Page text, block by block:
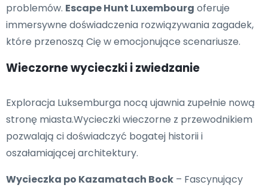
problemów. Escape Hunt Luxembourg oferuje
immersywne doświadczenia rozwiązywania zagadek,
które przenoszą Cię w emocjonujące scenariusze.
Wieczorne wycieczki i zwiedzanie
Exploracja Luksemburga nocą ujawnia zupełnie nową
stronę miasta.Wycieczki wieczorne z przewodnikiem
pozwalają ci doświadczyć bogatej historii i
oszałamiającej architektury.
Wycieczka po Kazamatach Bock – Fascynujący